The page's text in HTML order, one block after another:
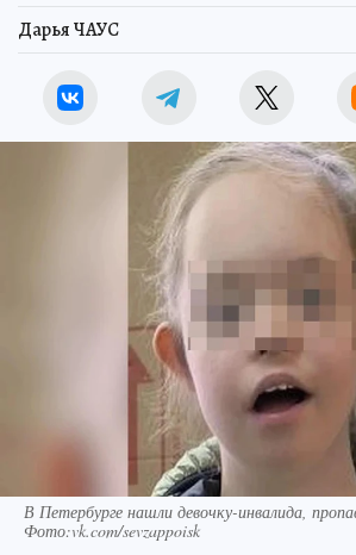
Дарья ЧАУС
В Петербурге нашли девочку-инвалида,
Фото:vk.com/sevzappoisk